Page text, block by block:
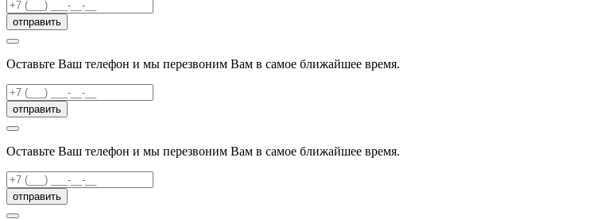
отправить
Оставьте Ваш телефон и мы перезвоним Вам в самое ближайшее время.
отправить
Оставьте Ваш телефон и мы перезвоним Вам в самое ближайшее время.
отправить